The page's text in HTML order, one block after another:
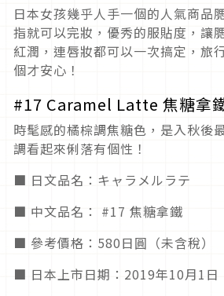
日本女孩幾乎人手一個的人氣商品
指就可以完妝，優秀的服貼度，讓
紅潤，連唇妝都可以一次搞定，旅
個才安心！
#17 Caramel Latte 焦糖拿
時髦感的橘棕調焦糖色，是入秋後
調看起來俐落有個性！
■ 日文品名：キャラメルラテ
■ 中文品名： #17 焦糖拿鐵
■ 參考價格：580日圓（未含稅）
■ 日本上市日期：2019年10月1日